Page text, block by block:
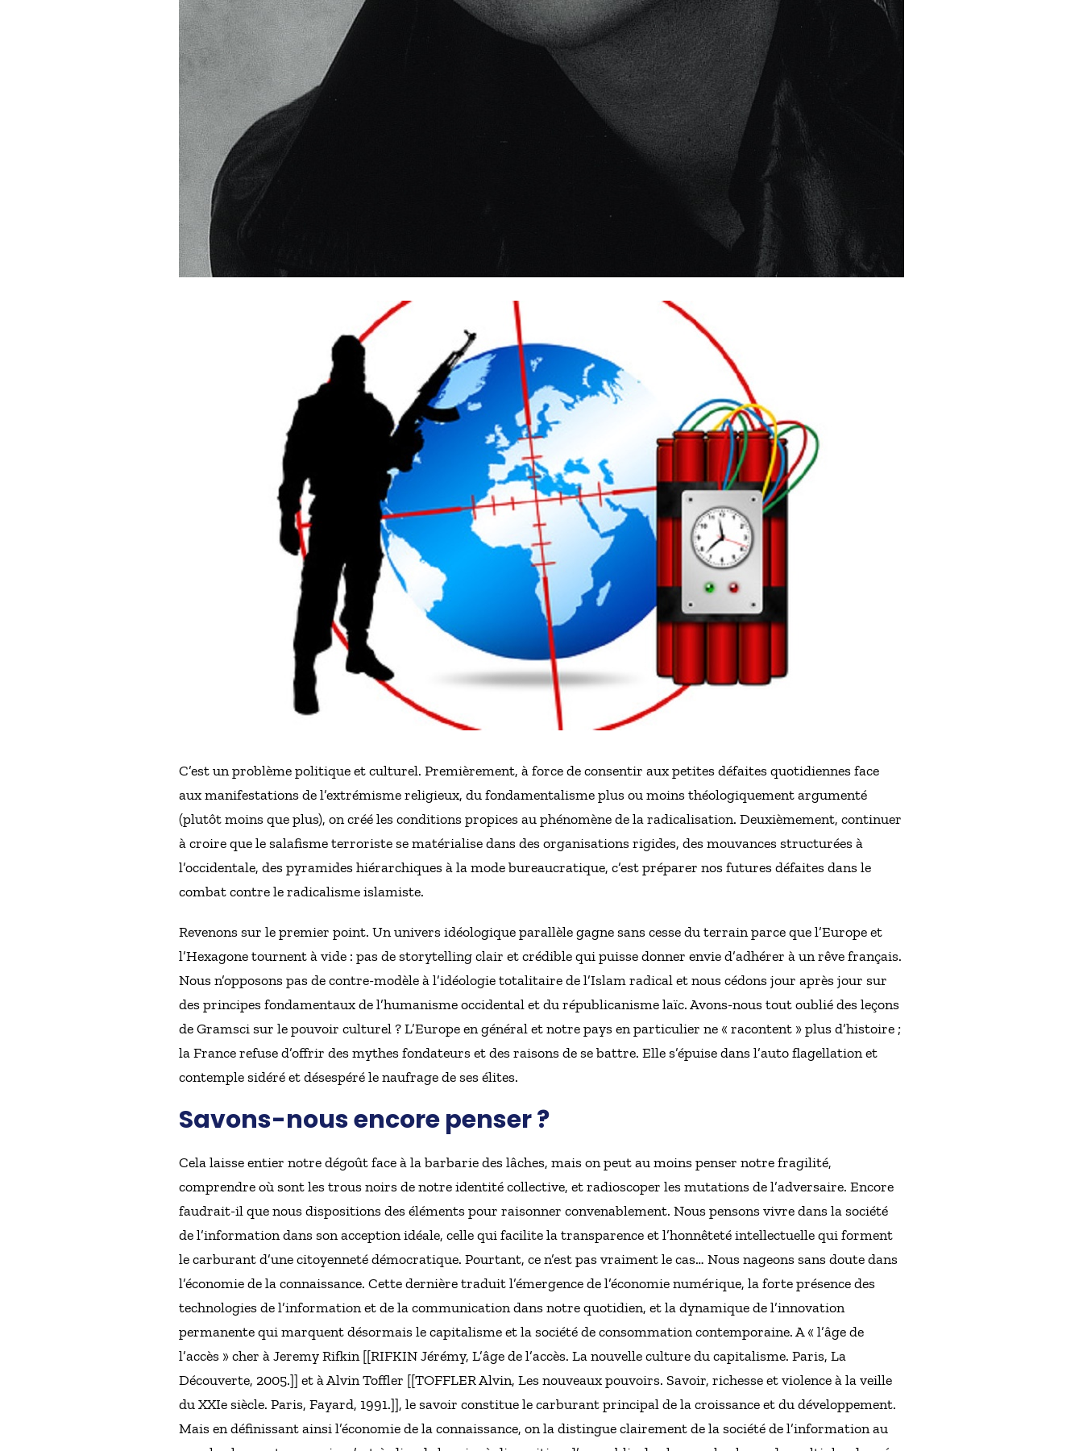
C’est un problème politique et culturel. Premièrement, à force de consentir aux petites défaites quotidiennes face
aux manifestations de l’extrémisme religieux, du fondamentalisme plus ou moins théologiquement argumenté
(plutôt moins que plus), on créé les conditions propices au phénomène de la radicalisation. Deuxièmement, continuer
à croire que le salafisme terroriste se matérialise dans des organisations rigides, des mouvances structurées à
l’occidentale, des pyramides hiérarchiques à la mode bureaucratique, c’est préparer nos futures défaites dans le
combat contre le radicalisme islamiste.
Revenons sur le premier point. Un univers idéologique parallèle gagne sans cesse du terrain parce que l’Europe et
l’Hexagone tournent à vide : pas de storytelling clair et crédible qui puisse donner envie d’adhérer à un rêve français.
Nous n’opposons pas de contre-modèle à l’idéologie totalitaire de l’Islam radical et nous cédons jour après jour sur
des principes fondamentaux de l’humanisme occidental et du républicanisme laïc. Avons-nous tout oublié des leçons
de Gramsci sur le pouvoir culturel ? L’Europe en général et notre pays en particulier ne « racontent » plus d’histoire ;
la France refuse d’offrir des mythes fondateurs et des raisons de se battre. Elle s’épuise dans l’auto flagellation et
contemple sidéré et désespéré le naufrage de ses élites.
Savons-nous encore penser ?
Cela laisse entier notre dégoût face à la barbarie des lâches, mais on peut au moins penser notre fragilité,
comprendre où sont les trous noirs de notre identité collective, et radioscoper les mutations de l’adversaire. Encore
faudrait-il que nous dispositions des éléments pour raisonner convenablement. Nous pensons vivre dans la société
de l’information dans son acception idéale, celle qui facilite la transparence et l’honnêteté intellectuelle qui forment
le carburant d’une citoyenneté démocratique. Pourtant, ce n’est pas vraiment le cas… Nous nageons sans doute dans
l’économie de la connaissance. Cette dernière traduit l’émergence de l’économie numérique, la forte présence des
technologies de l’information et de la communication dans notre quotidien, et la dynamique de l’innovation
permanente qui marquent désormais le capitalisme et la société de consommation contemporaine. A « l’âge de
l’accès » cher à Jeremy Rifkin [[RIFKIN Jérémy, L’âge de l’accès. La nouvelle culture du capitalisme. Paris, La
Découverte, 2005.]] et à Alvin Toffler [[TOFFLER Alvin, Les nouveaux pouvoirs. Savoir, richesse et violence à la veille
du XXIe siècle. Paris, Fayard, 1991.]], le savoir constitue le carburant principal de la croissance et du développement.
Mais en définissant ainsi l’économie de la connaissance, on la distingue clairement de la société de l’information au